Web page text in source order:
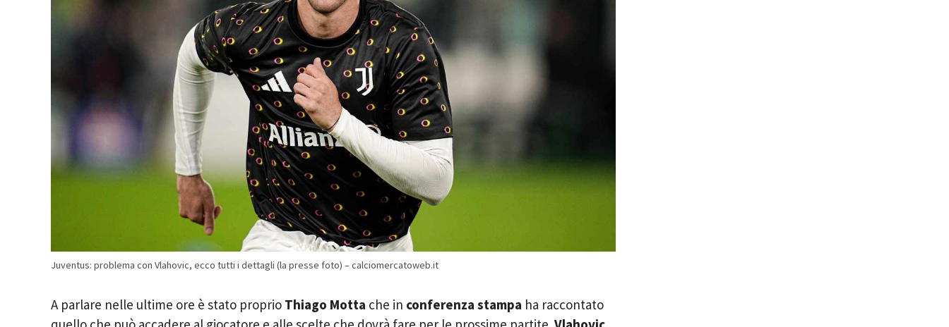
Juventus: problema con Vlahovic, ecco tutti i dettagli (la presse foto) – calciomercatoweb.it
A parlare nelle ultime ore è stato proprio Thiago Motta che in conferenza stampa ha raccontato